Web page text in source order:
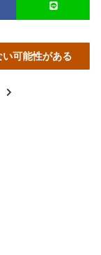
可能性がある
>